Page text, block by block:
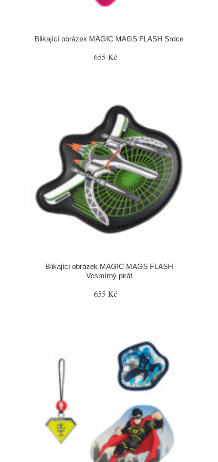
Blikající obrázek MAGIC MAGS FLASH Srdce
655 Kč
Blikající obrázek MAGIC MAGS FLASH
Vesmírný pirát
655 Kč